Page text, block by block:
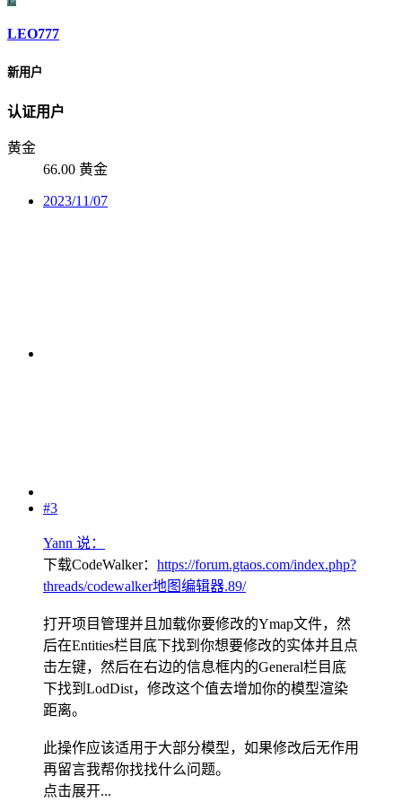
LEO777
新用户
认证用户
黄金
66.00 黄金
2023/11/07
#3
Yann 说：
下载CodeWalker： https://forum.gtaos.com/index.php?
threads/codewalker地图编辑器.89/
打开项目管理并且加载你要修改的Ymap文件，然
后在Entities栏目底下找到你想要修改的实体并且点
击左键，然后在右边的信息框内的General栏目底
下找到LodDist，修改这个值去增加你的模型渲染
距离。
此操作应该适用于大部分模型，如果修改后无作用
再留言我帮你找找什么问题。
点击展开...